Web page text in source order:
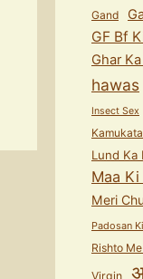
Gand
GF Bf
Ghar
hawas
Insect Sex
Kamukata
Lund Ka
Maa
Meri
Padosan
Rishto
Virgin